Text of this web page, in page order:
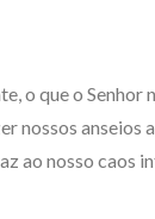
o que o Senhor
nossos anseios
ao nosso caos